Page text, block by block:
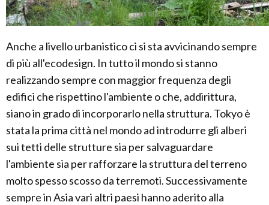
Anche a livello urbanistico ci si sta avvicinando sempre
di più all'ecodesign. In tutto il mondo si stanno
realizzando sempre con maggior frequenza degli
edifici che rispettino l'ambiente o che, addirittura,
siano in grado di incorporarlo nella struttura. Tokyo è
stata la prima città nel mondo ad introdurre gli alberi
sui tetti delle strutture sia per salvaguardare
l'ambiente sia per rafforzare la struttura del terreno
molto spesso scosso da terremoti. Successivamente
sempre in Asia vari altri paesi hanno aderito alla